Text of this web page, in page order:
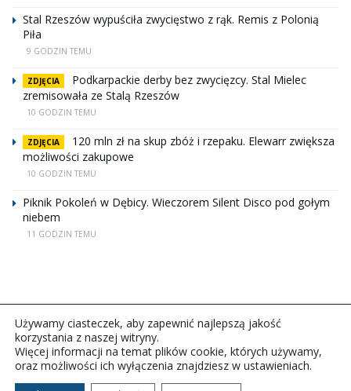
Stal Rzeszów wypuściła zwycięstwo z rąk. Remis z Polonią
Piła
9 GODZIN TEMU
ZDJĘCIA
Podkarpackie derby bez zwycięzcy. Stal Mielec
zremisowała ze Stalą Rzeszów
10 GODZIN TEMU
ZDJĘCIA
120 mln zł na skup zbóż i rzepaku. Elewarr zwiększa
możliwości zakupowe
10 GODZIN TEMU
Piknik Pokoleń w Dębicy. Wieczorem Silent Disco pod gołym
niebem
11 GODZIN TEMU
Copyright © 2026Polskie Radio Rzeszów S.A. w likwidacj.
Używamy ciasteczek, aby zapewnić najlepszą jakość
korzystania z naszej witryny.
Więcej informacji na temat plików cookie, których używamy,
oraz możliwości ich wyłączenia znajdziesz w ustawieniach.